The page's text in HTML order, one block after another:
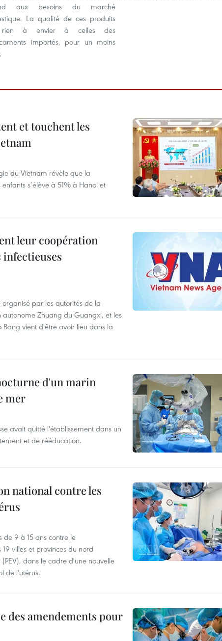
aux besoins du marché
La qualité de ces produits
à envier à celles des
importés, pour un moins
et touchent les
du Vietnam révèle que la
s’élève à 51% à Hanoi et
leur coopération
infectieuses
par les autorités de la
Zhuang du Guangxi, et les
vient d'être avoir lieu dans la
d'un marin
mer
avait quitté l'établissement dans un
et de rééducation.
national contre les
de 9 à 15 ans contre le
villes et provinces du nord
dans le cadre d'une nouvelle
de l'utérus.
des amendements pour